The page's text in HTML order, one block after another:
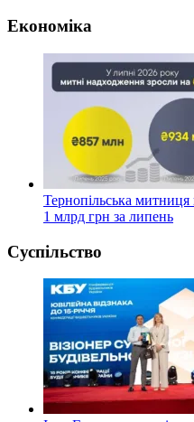
Економіка
Тернопільська
1 млрд грн за липень
Суспільство